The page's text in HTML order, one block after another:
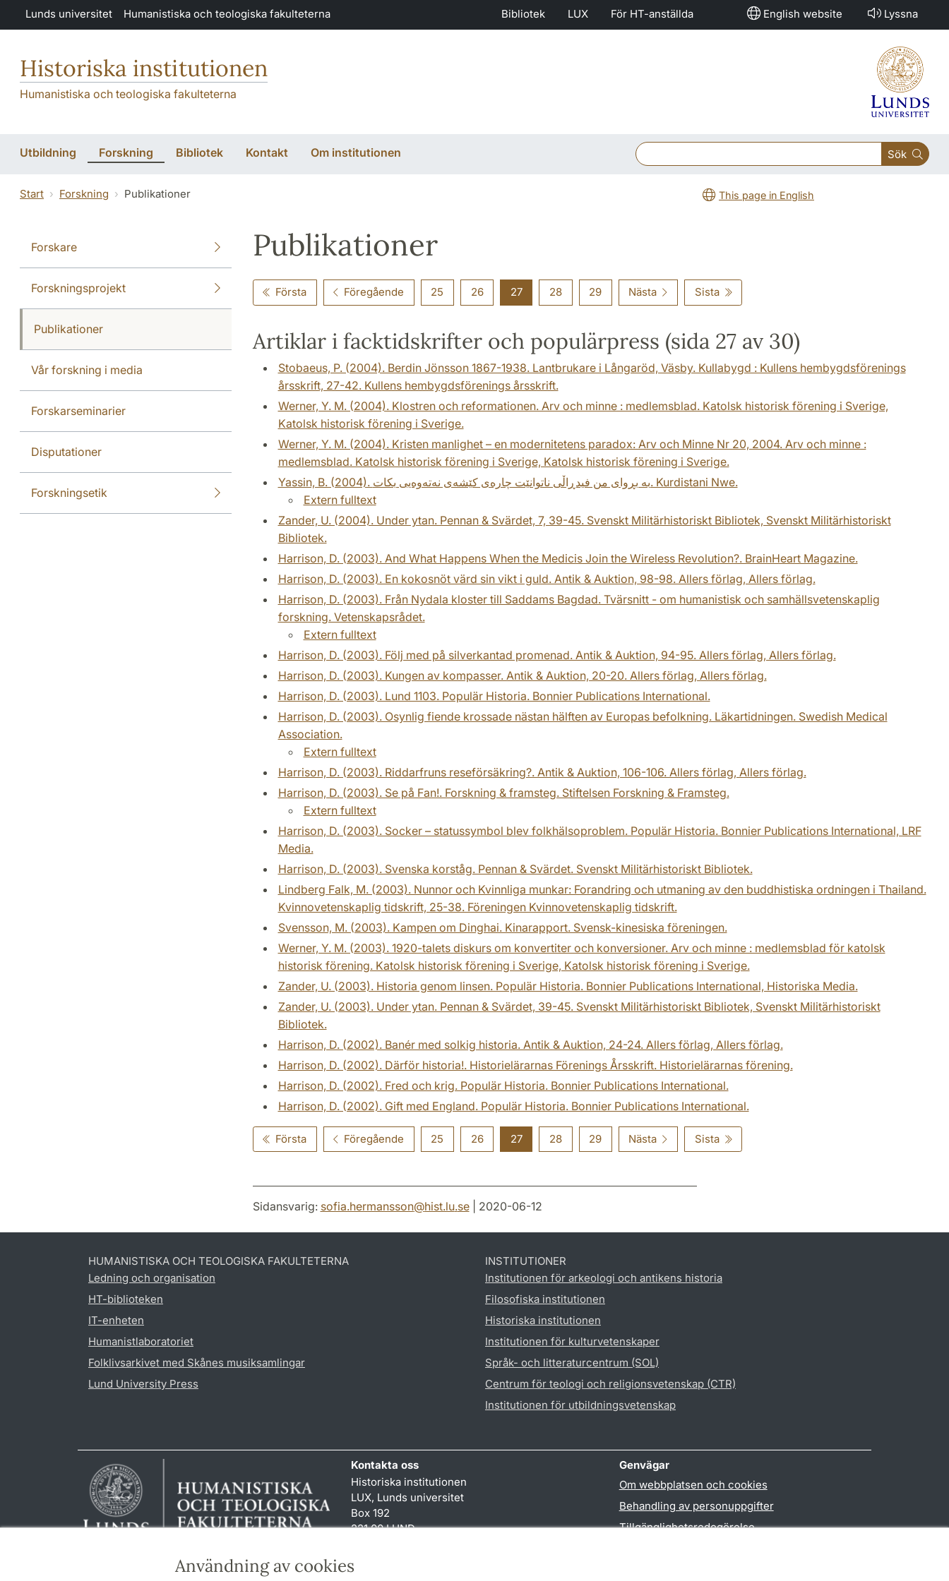
Hoppa till huvudinnehåll
Användning av cookies
Lunds universitet Humanistiska och teologiska fakulteterna Bibliotek LUX För HT-anställda English website Lyssna
Historiska institutionen
Humanistiska och teologiska fakulteterna
Utbildning Forskning Bibliotek Kontakt Om institutionen Sök
Start Forskning Publikationer This page in English
Forskare
Forskningsprojekt
Publikationer
Vår forskning i media
Forskarseminarier
Disputationer
Forskningsetik
Publikationer
Första Föregående 25 26 27 28 29 Nästa Sista
Artiklar i facktidskrifter och populärpress (sida 27 av 30)
Stobaeus, P. (2004). Berdin Jönsson 1867-1938. Lantbrukare i Långaröd, Väsby. Kullabygd : Kullens hembygdsförenings
årsskrift, 27-42. Kullens hembygdsförenings årsskrift.
Werner, Y. M. (2004). Klostren och reformationen. Arv och minne : medlemsblad. Katolsk historisk förening i Sverige,
Katolsk historisk förening i Sverige.
Werner, Y. M. (2004). Kristen manlighet – en modernitetens paradox: Arv och Minne Nr 20, 2004. Arv och minne :
medlemsblad. Katolsk historisk förening i Sverige, Katolsk historisk förening i Sverige.
Yassin, B. (2004). بە بڕوای من فیدڕاڵی ناتوانێت چارەی کێشەی نەتەوەیی بکات. Kurdistani Nwe.
Extern fulltext
Zander, U. (2004). Under ytan. Pennan & Svärdet, 7, 39-45. Svenskt Militärhistoriskt Bibliotek, Svenskt Militärhistoriskt
Bibliotek.
Harrison, D. (2003). And What Happens When the Medicis Join the Wireless Revolution?. BrainHeart Magazine.
Harrison, D. (2003). En kokosnöt värd sin vikt i guld. Antik & Auktion, 98-98. Allers förlag, Allers förlag.
Harrison, D. (2003). Från Nydala kloster till Saddams Bagdad. Tvärsnitt - om humanistisk och samhällsvetenskaplig
forskning. Vetenskapsrådet.
Extern fulltext
Harrison, D. (2003). Följ med på silverkantad promenad. Antik & Auktion, 94-95. Allers förlag, Allers förlag.
Harrison, D. (2003). Kungen av kompasser. Antik & Auktion, 20-20. Allers förlag, Allers förlag.
Harrison, D. (2003). Lund 1103. Populär Historia. Bonnier Publications International.
Harrison, D. (2003). Osynlig fiende krossade nästan hälften av Europas befolkning. Läkartidningen. Swedish Medical
Association.
Extern fulltext
Harrison, D. (2003). Riddarfruns reseförsäkring?. Antik & Auktion, 106-106. Allers förlag, Allers förlag.
Harrison, D. (2003). Se på Fan!. Forskning & framsteg. Stiftelsen Forskning & Framsteg.
Extern fulltext
Harrison, D. (2003). Socker – statussymbol blev folkhälsoproblem. Populär Historia. Bonnier Publications International, LRF
Media.
Harrison, D. (2003). Svenska korståg. Pennan & Svärdet. Svenskt Militärhistoriskt Bibliotek.
Lindberg Falk, M. (2003). Nunnor och Kvinnliga munkar: Forandring och utmaning av den buddhistiska ordningen i Thailand.
Kvinnovetenskaplig tidskrift, 25-38. Föreningen Kvinnovetenskaplig tidskrift.
Svensson, M. (2003). Kampen om Dinghai. Kinarapport. Svensk-kinesiska föreningen.
Werner, Y. M. (2003). 1920-talets diskurs om konvertiter och konversioner. Arv och minne : medlemsblad för katolsk
historisk förening. Katolsk historisk förening i Sverige, Katolsk historisk förening i Sverige.
Zander, U. (2003). Historia genom linsen. Populär Historia. Bonnier Publications International, Historiska Media.
Zander, U. (2003). Under ytan. Pennan & Svärdet, 39-45. Svenskt Militärhistoriskt Bibliotek, Svenskt Militärhistoriskt
Bibliotek.
Harrison, D. (2002). Banér med solkig historia. Antik & Auktion, 24-24. Allers förlag, Allers förlag.
Harrison, D. (2002). Därför historia!. Historielärarnas Förenings Årsskrift. Historielärarnas förening.
Harrison, D. (2002). Fred och krig. Populär Historia. Bonnier Publications International.
Harrison, D. (2002). Gift med England. Populär Historia. Bonnier Publications International.
Första Föregående 25 26 27 28 29 Nästa Sista
Sidansvarig: sofia.hermansson@hist.lu.se| 2020-06-12
HUMANISTISKA OCH TEOLOGISKA FAKULTETERNA
Ledning och organisation
HT-biblioteken
IT-enheten
Humanistlaboratoriet
Folklivsarkivet med Skånes musiksamlingar
Lund University Press
INSTITUTIONER
Institutionen för arkeologi och antikens historia
Filosofiska institutionen
Historiska institutionen
Institutionen för kulturvetenskaper
Språk- och litteraturcentrum (SOL)
Centrum för teologi och religionsvetenskap (CTR)
Institutionen för utbildningsvetenskap
Kontakta oss
Historiska institutionen
LUX, Lunds universitet
Box 192
221 00 LUND
hist
Genvägar
Om webbplatsen och cookies
Behandling av personuppgifter
Tillgänglighetsredogörelse